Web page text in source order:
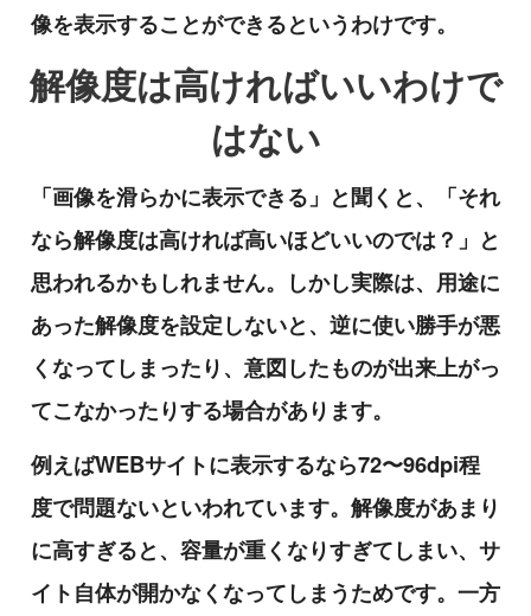
像を表示することができるというわけです。
解像度は高ければいいわけで
はない
「画像を滑らかに表示できる」と聞くと、「それ
なら解像度は高ければ高いほどいいのでは？」と
思われるかもしれません。しかし実際は、用途に
あった解像度を設定しないと、逆に使い勝手が悪
くなってしまったり、意図したものが出来上がっ
てこなかったりする場合があります。
例えばWEBサイトに表示するなら72〜96dpi程
度で問題ないといわれています。解像度があまり
に高すぎると、容量が重くなりすぎてしまい、サ
イト自体が開かなくなってしまうためです。一方